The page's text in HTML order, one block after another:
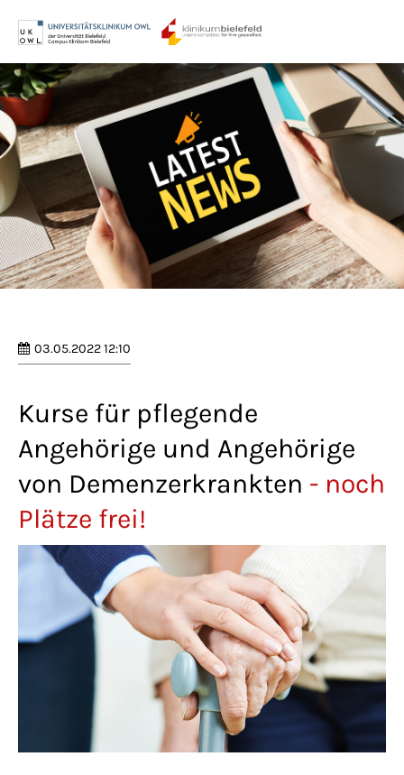
Login
Benutzername
Passwort
Anmelden
Lorem ipsum dolor sit amet:
24h
We offer support for our customers
Mon - Fri 8:00am - 5:00pm(GMT +1)
Get in touch
Cybersteel Inc.
376-293 City Road, Suite 600
San Francisco, CA 94102
03.05.2022 12:10
Kurse für pflegende
Angehörige und Angehörige
von Demenzerkrankten - noch
Plätze frei!